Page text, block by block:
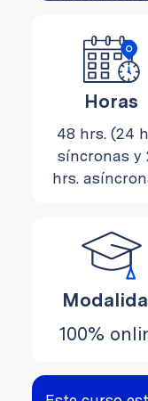
Horas
48 hrs. (24
síncronas y
hrs.
100%